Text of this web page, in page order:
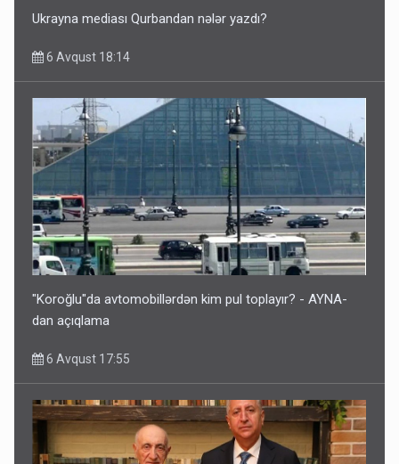
Ukrayna mediası Qurbandan nələr yazdı?
6 Avqust 18:14
"Koroğlu"da avtomobillərdən kim pul toplayır? - AYNA-
dan açıqlama
6 Avqust 17:55